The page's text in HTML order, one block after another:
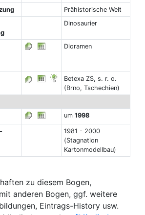
Prähistorische Welt
Dinosaurier
Dioramen
Betexa ZS, s. r. o.
(Brno, Tschechien)
um 1998
1981 - 2000
(Stagnation
Kartonmodellbau)
zu diesem Bogen,
anderen Bogen, ggf. weitere
Eintrags-History usw.